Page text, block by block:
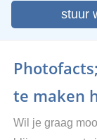
stuur
te maken
Wil je graag